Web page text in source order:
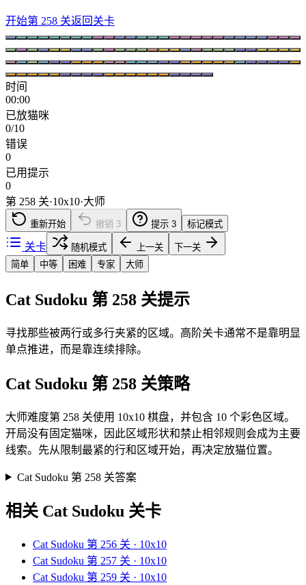
开始第 258 关返回关卡
时间
00:00
已放猫咪
0/10
错误
0
已用提示
0
第 258 关·10x10·大师
重新开始 撤销 3 提示 3 标记模式
关卡 随机模式 上一关
下一关
简单
中等 困难 专家 大师
Cat Sudoku 第 258 关提示
寻找那些被两行或多行夹紧的区域。高阶关卡通常不是靠明显
单点推进，而是靠连续排除。
Cat Sudoku 第 258 关策略
大师难度第 258 关使用 10x10 棋盘，并包含 10 个彩色区域。
开局没有固定猫咪，因此区域形状和禁止相邻规则会成为主要
线索。先从限制最紧的行和区域开始，再决定放猫位置。
Cat Sudoku 第 258 关答案
相关 Cat Sudoku 关卡
Cat Sudoku 第 256 关 · 10x10
Cat Sudoku 第 257 关 · 10x10
Cat Sudoku 第 259 关 · 10x10